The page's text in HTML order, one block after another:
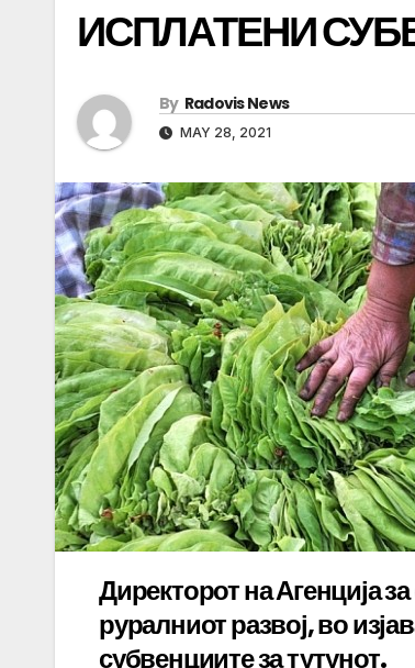
ИСПЛАТЕНИ
By Radovis News
MAY 28, 2021
Директорот на Агенција
руралниот развој, во
субвенциите за тутунот.